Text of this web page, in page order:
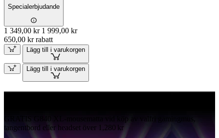
Specialerbjudande
1 349,00 kr 1 999,00 kr
650,00 kr rabatt
Lägg till i varukorgen
Lägg till i varukorgen
tangentbord eller headset över 1,280 kr